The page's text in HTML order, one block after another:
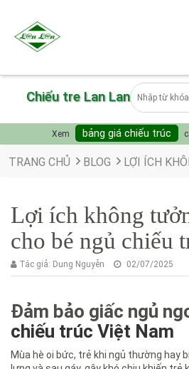
Chiếu tre Lan Lan
Xem bảng giá chiếu trúc
TRANG CHỦ BLOG LỢI ÍCH
Lợi ích không
cho bé ngủ chiếu
Tác giả: Dung Nguyễn 02/07/2025
Đảm bảo giấc ngủ
chiếu trúc Việt Nam
Mùa hè oi bức, trẻ khi ngủ thường hay